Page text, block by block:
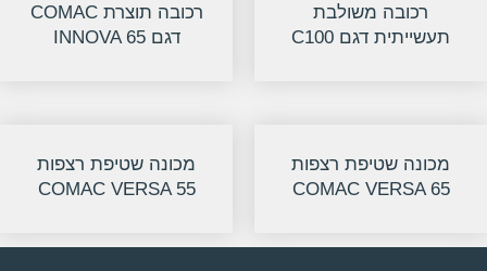
רכובה משולבת
תעשייתית דגם C100
רכובה תוצרת COMAC
דגם INNOVA 65
מכונה שטיפת רצפות
COMAC VERSA 65
מכונה שטיפת רצפות
COMAC VERSA 55